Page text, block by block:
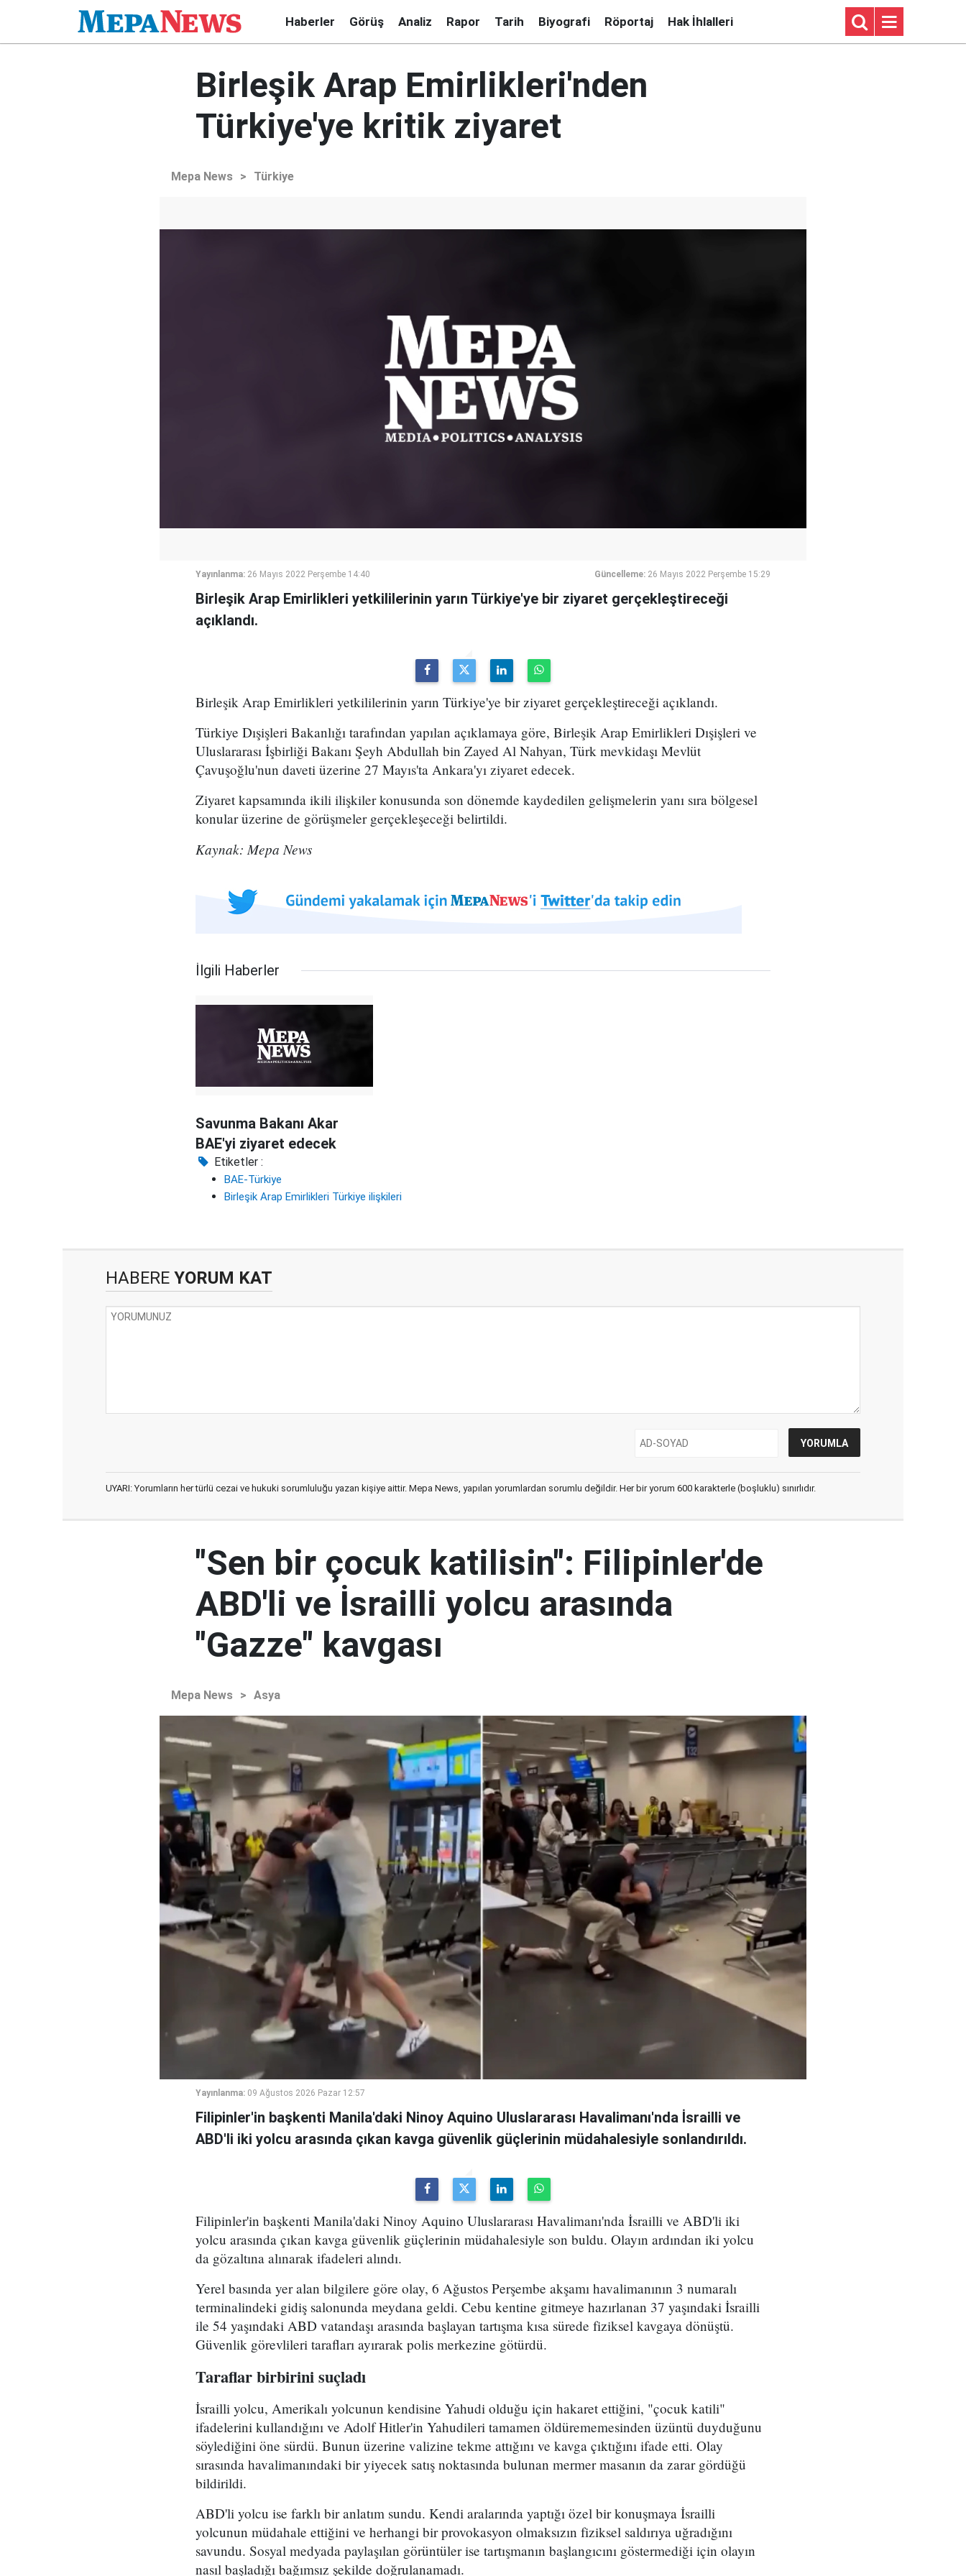
Haberler Görüş Analiz Rapor Tarih Biyografi Röportaj Hak İhlalleri
Birleşik Arap Emirlikleri'nden
Türkiye'ye kritik ziyaret
Mepa News > Türkiye
Yayınlanma: 26 Mayıs 2022 Perşembe 14:40 Güncelleme: 26 Mayıs 2022 Perşembe 15:29
Birleşik Arap Emirlikleri yetkililerinin yarın Türkiye'ye bir ziyaret gerçekleştireceği
açıklandı.
Birleşik Arap Emirlikleri yetkililerinin yarın Türkiye'ye bir ziyaret gerçekleştireceği açıklandı.
Türkiye Dışişleri Bakanlığı tarafından yapılan açıklamaya göre, Birleşik Arap Emirlikleri Dışişleri ve
Uluslararası İşbirliği Bakanı Şeyh Abdullah bin Zayed Al Nahyan, Türk mevkidaşı Mevlüt
Çavuşoğlu'nun daveti üzerine 27 Mayıs'ta Ankara'yı ziyaret edecek.
Ziyaret kapsamında ikili ilişkiler konusunda son dönemde kaydedilen gelişmelerin yanı sıra bölgesel
konular üzerine de görüşmeler gerçekleşeceği belirtildi.
Kaynak: Mepa News
İlgili Haberler
Savunma Bakanı Akar
BAE'yi ziyaret edecek
Etiketler :
BAE-Türkiye
Birleşik Arap Emirlikleri Türkiye ilişkileri
HABERE YORUM KAT
UYARI: Yorumların her türlü cezai ve hukuki sorumluluğu yazan kişiye aittir. Mepa News, yapılan yorumlardan sorumlu değildir. Her bir yorum 600 karakterle (boşluklu) sınırlıdır.
"Sen bir çocuk katilisin": Filipinler'de
ABD'li ve İsrailli yolcu arasında
"Gazze" kavgası
Mepa News > Asya
Yayınlanma: 09 Ağustos 2026 Pazar 12:57
Filipinler'in başkenti Manila'daki Ninoy Aquino Uluslararası Havalimanı'nda İsrailli ve
ABD'li iki yolcu arasında çıkan kavga güvenlik güçlerinin müdahalesiyle sonlandırıldı.
Filipinler'in başkenti Manila'daki Ninoy Aquino Uluslararası Havalimanı'nda İsrailli ve ABD'li iki
yolcu arasında çıkan kavga güvenlik güçlerinin müdahalesiyle son buldu. Olayın ardından iki yolcu
da gözaltına alınarak ifadeleri alındı.
Yerel basında yer alan bilgilere göre olay, 6 Ağustos Perşembe akşamı havalimanının 3 numaralı
terminalindeki gidiş salonunda meydana geldi. Cebu kentine gitmeye hazırlanan 37 yaşındaki İsrailli
ile 54 yaşındaki ABD vatandaşı arasında başlayan tartışma kısa sürede fiziksel kavgaya dönüştü.
Güvenlik görevlileri tarafları ayırarak polis merkezine götürdü.
Taraflar birbirini suçladı
İsrailli yolcu, Amerikalı yolcunun kendisine Yahudi olduğu için hakaret ettiğini, "çocuk katili"
ifadelerini kullandığını ve Adolf Hitler'in Yahudileri tamamen öldürememesinden üzüntü duyduğunu
söylediğini öne sürdü. Bunun üzerine valizine tekme attığını ve kavga çıktığını ifade etti. Olay
sırasında havalimanındaki bir yiyecek satış noktasında bulunan mermer masanın da zarar gördüğü
bildirildi.
ABD'li yolcu ise farklı bir anlatım sundu. Kendi aralarında yaptığı özel bir konuşmaya İsrailli
yolcunun müdahale ettiğini ve herhangi bir provokasyon olmaksızın fiziksel saldırıya uğradığını
savundu. Sosyal medyada paylaşılan görüntüler ise tartışmanın başlangıcını göstermediği için olayın
nasıl başladığı bağımsız şekilde doğrulanamadı.